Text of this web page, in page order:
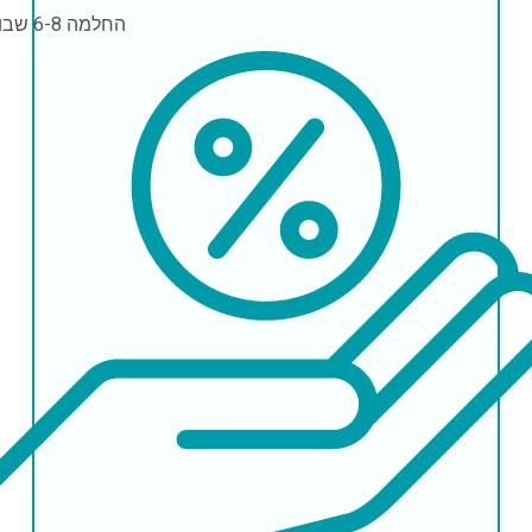
החלמה 6-8 שבועות